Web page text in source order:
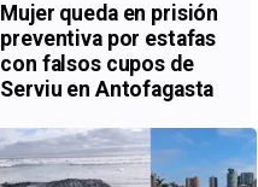
Mujer queda en prisión
preventiva por estafas
con falsos cupos de
Serviu en Antofagasta